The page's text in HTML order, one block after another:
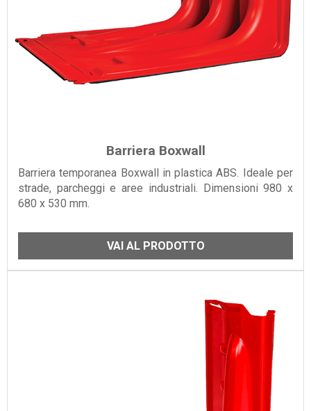
Barriera Boxwall
Barriera temporanea Boxwall in plastica ABS. Ideale per
strade, parcheggi e aree industriali. Dimensioni 980 x
680 x 530 mm.
VAI AL PRODOTTO